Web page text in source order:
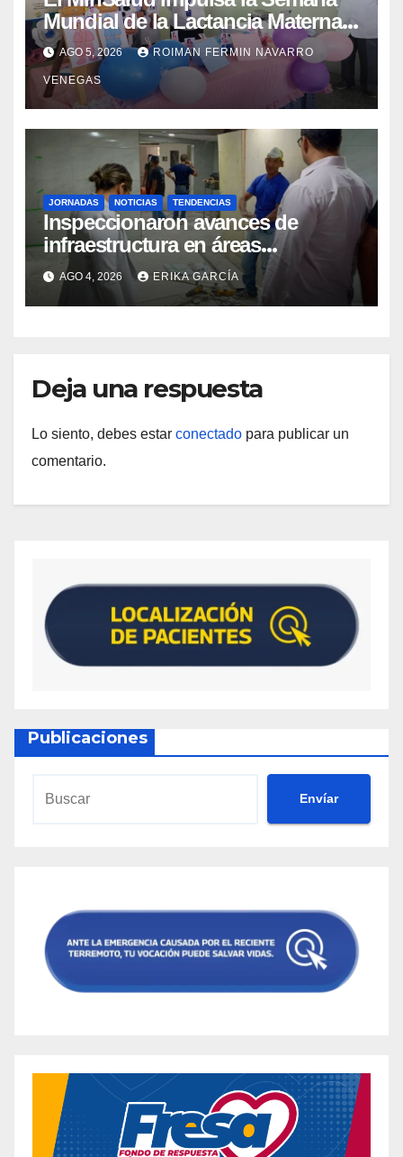
Mundial de la Lactancia Materna
con un despliegue comunitario
en Cojedes Mérida y Yaracuy
AGO 5, 2026 ROIMAN FERMIN NAVARRO
VENEGAS
JORNADAS NOTICIAS TENDENCIAS
Inspeccionaron avances de
infraestructura en áreas
prioritarias del IAHULA
AGO 4, 2026 ERIKA GARCÍA
Deja una respuesta
Lo siento, debes estar conectado para publicar un
comentario.
Publicaciones
Envíar